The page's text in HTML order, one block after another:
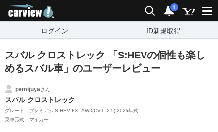
検索 通知
i
ログイン ID新規取得
スバル クロストレック 「S:HEVの個性も楽し
めるスバル車」のユーザーレビュー
pemijuyaさん
スバル クロストレック
グレード：プレミアム S:HEV EX_AWD(CVT_2.5) 2025年式
乗車形式：マイカー